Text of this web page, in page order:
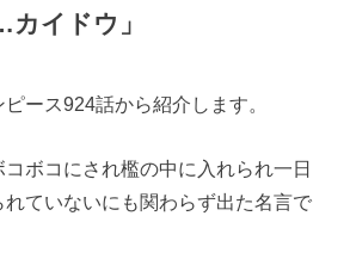
カイドウ」
ース924話から紹介します。
ボコにされ檻の中に入れられ一日
ていないにも関わらず出た名言で